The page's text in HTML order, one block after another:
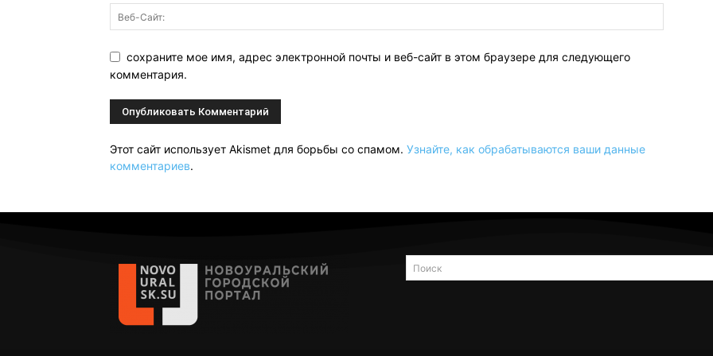
сохраните мое имя, адрес электронной почты и веб-сайт в этом браузере для следующего
комментария.
Этот сайт использует Akismet для борьбы со спамом. Узнайте, как обрабатываются ваши данные
комментариев.
Поиск